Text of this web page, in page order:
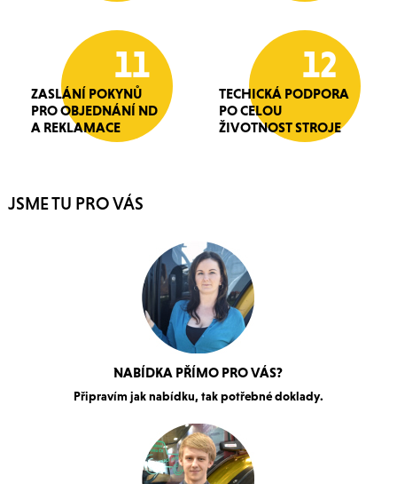
11
ZASLÁNÍ POKYNŮ
PRO OBJEDNÁNÍ ND
A REKLAMACE
12
TECHICKÁ PODPORA
PO CELOU
ŽIVOTNOST STROJE
JSME TU PRO VÁS
NABÍDKA PŘÍMO PRO VÁS?
Připravím jak nabídku, tak potřebné doklady.